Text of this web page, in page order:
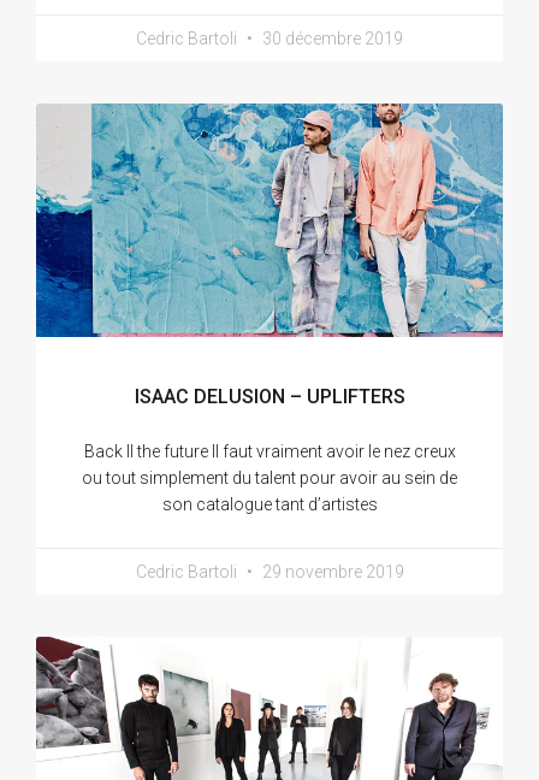
Cedric Bartoli 30 décembre 2019
ISAAC DELUSION – UPLIFTERS
Back II the future Il faut vraiment avoir le nez creux
ou tout simplement du talent pour avoir au sein de
son catalogue tant d’artistes
Cedric Bartoli 29 novembre 2019